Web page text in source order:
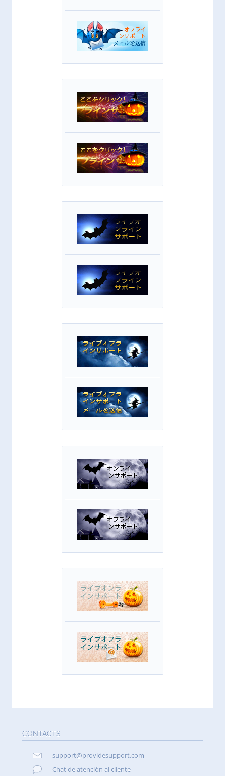
CONTACTS
support@providesupport.com
Chat de atención al cliente